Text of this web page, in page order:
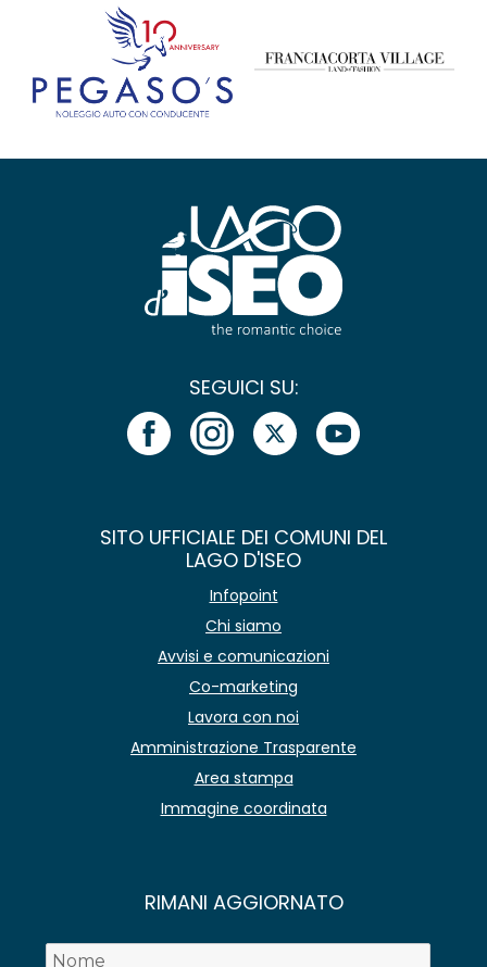
SEGUICI SU:
SITO UFFICIALE DEI COMUNI DEL
LAGO D'ISEO
Infopoint
Chi siamo
Avvisi e comunicazioni
Co-marketing
Lavora con noi
Amministrazione Trasparente
Area stampa
Immagine coordinata
RIMANI AGGIORNATO